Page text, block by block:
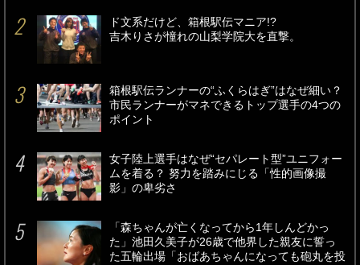
ド文系だけど、箱根駅伝マニア!?
吉木りさが憧れの山梨学院大を直撃。
箱根駅伝ランナーの“ふくらはぎ”はなぜ細い？
市民ランナーがマネできるトップ選手の4つの
ポイント
女子陸上選手はなぜ“セパレート型”ユニフォー
ムを着る？ 努力を踏みにじる「性的画像撮
影」の卑劣さ
「森ちゃんが亡くなってから1年しんどかっ
た」池田久美子が26歳で他界した親友に誓っ
た五輪出場「おばあちゃんになっても砲丸を投